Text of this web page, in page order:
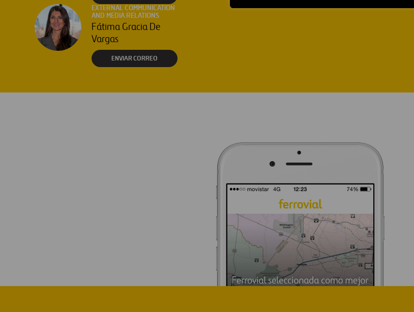
EXTERNAL COMMUNICATION
AND MEDIA RELATIONS
Fátima Gracia De
Vargas
ENVIAR CORREO